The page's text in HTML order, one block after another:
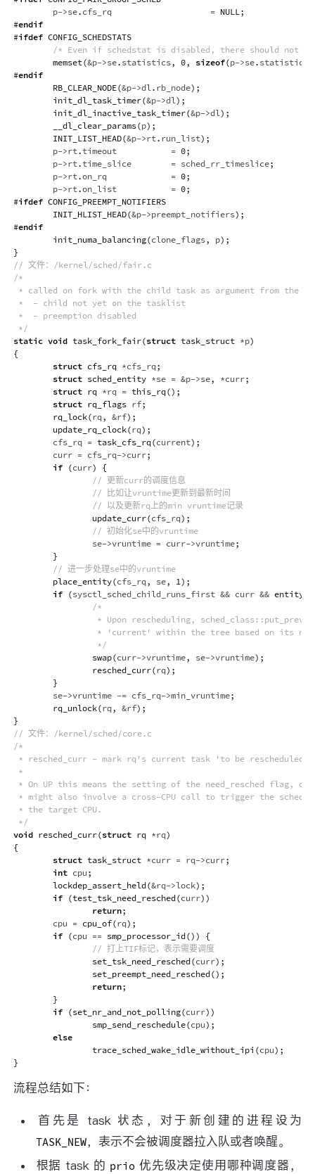
        p
->se. cfs_rq = NULL;
#endif
#ifdef CONFIG_SCHEDSTATS
/* Even if schedstat is disabled, there should not be
memset(&p->se. statistics, 0, sizeof(p->se. statistics
#endif
RB_CLEAR_NODE(&p->dl. rb_node) ;
init_dl_task_timer(&p->dl) ;
init_dl_inactive_task_timer(&p->dl) ;
__dl_clear_params(p) ;
INIT_LIST_HEAD(&p->rt. run_list) ;
        p
->rt.timeout = 0;
        p
->rt.time_slice = sched_rr_timeslice;
        p
->rt.on_rq = 0;
        p
->rt.on_list = 0;
#ifdef CONFIG_PREEMPT_NOTIFIERS
INIT_HLIST_HEAD(&p->preempt_notifiers) ;
#endif
init_numa_balancing(clone_flags, p) ;
}
// 文件：/kernel/sched/fair.c
/*
* called on fork with the child task as argument from the
*  - child not yet on the tasklist
*  - preemption disabled
*/
static void task_fork_fair(struct task_struct *p)
{
struct cfs_rq *cfs_rq;
struct sched_entity *se = &p->se, *curr;
struct rq *rq = this_rq() ;
struct rq_flags rf;
rq_lock(rq, &rf) ;
update_rq_clock(rq) ;
        cfs_rq
= task_cfs_rq(current) ;
        curr
= cfs_rq->curr;
if (curr)
{
// 更新curr的调度信息
// 比如让vruntime更新到最新时间
// 以及更新rq上的min vruntime记录
update_curr(cfs_rq) ;
// 初始化se中的vruntime
                se
->vruntime = curr->vruntime;
}
// 进一步处理se中的vruntime
place_entity(cfs_rq, se, 1) ;
if (sysctl_sched_child_runs_first && curr &&
/*
* Upon rescheduling,
* 'current' within the tree based on its
                 */
swap(curr->vruntime, se->vruntime) ;
resched_curr(rq) ;
}
        se
->vruntime -= cfs_rq->min_vruntime;
rq_unlock(rq, &rf) ;
}
// 文件：/kernel/sched/core.c
/*
* resched_curr - mark rq's current task 'to be rescheduled
*
* On UP this means the setting of the need_resched flag, on
* might also involve a cross-CPU call to trigger the
* the target CPU.
*/
void resched_curr(struct rq *rq)
{
struct task_struct *curr = rq->curr;
int cpu ;
lockdep_assert_held(&rq->lock) ;
if (test_tsk_need_resched(curr) )
return;
        cpu
= cpu_of(rq) ;
if (cpu == smp_processor_id() )
{
// 打上TIF标记，表示需要调度
set_tsk_need_resched(curr) ;
set_preempt_need_resched() ;
return;
}
if (set_nr_and_not_polling(curr) )
smp_send_reschedule(cpu) ;
else
trace_sched_wake_idle_without_ipi (cpu) ;
}
流程总结如下：
首先是 task 状态，对于新创建的进程设为
TASK_NEW，表示不会被调度器拉入队或者唤醒。
根据 task 的 prio 优先级决定使用哪种调度器，